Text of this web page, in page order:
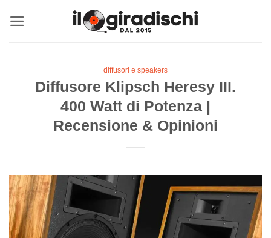
diffusori e speakers
Diffusore Klipsch Heresy III.
400 Watt di Potenza |
Recensione & Opinioni